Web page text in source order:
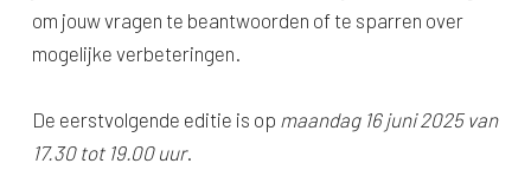
om jouw vragen te beantwoorden of te sparren over
mogelijke verbeteringen.
De eerstvolgende editie is op maandag 16 juni 2025 van
17.30 tot 19.00 uur.